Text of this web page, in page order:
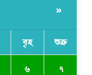
»
বৃহ শুক্র
৬ ৭